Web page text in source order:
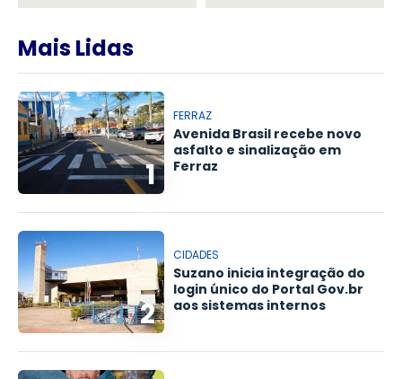
Mais Lidas
1
FERRAZ
Avenida Brasil recebe novo
asfalto e sinalização em
Ferraz
2
CIDADES
Suzano inicia integração do
login único do Portal Gov.br
aos sistemas internos